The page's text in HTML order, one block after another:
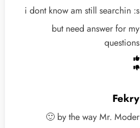
i dont know am still searchin :s
but need answer for my
questions
Fekry
by the way Mr. Moder 🙂